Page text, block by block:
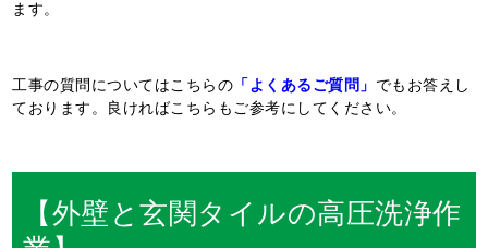
ます。
工事の質問についてはこちらの 「よくあるご質問」 でもお答えし
ております。良ければこちらもご参考にしてください。
【外壁と玄関タイルの高圧洗浄作